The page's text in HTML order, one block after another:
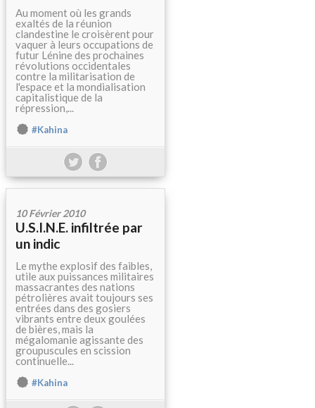
Au moment où les grands
exaltés de la réunion
clandestine le croisèrent pour
vaquer à leurs occupations de
futur Lénine des prochaines
révolutions occidentales
contre la militarisation de
l'espace et la mondialisation
capitalistique de la
répression,...
#Kahina
10 Février 2010
U.S.I.N.E. infiltrée par
un indic
Le mythe explosif des faibles,
utile aux puissances militaires
massacrantes des nations
pétrolières avait toujours ses
entrées dans des gosiers
vibrants entre deux goulées
de bières, mais la
mégalomanie agissante des
groupuscules en scission
continuelle...
#Kahina